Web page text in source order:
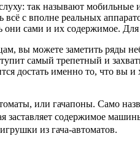
слуху: так называют
всё с вполне реальных
они сами и их содержимое.
вы можете заметить ряды
самый трепетный и
достать именно то, что вы
или гачапоны. Само
заставляет содержимое
из гача-автоматов.